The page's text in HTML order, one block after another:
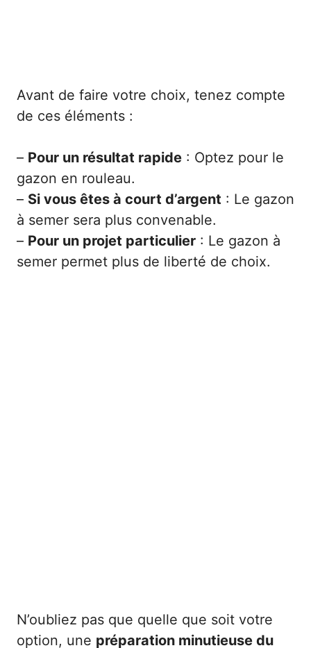
Avant de faire votre choix, tenez compte
de ces éléments :
– Pour un résultat rapide : Optez pour le
gazon en rouleau.
– Si vous êtes à court d’argent : Le gazon
à semer sera plus convenable.
– Pour un projet particulier : Le gazon à
semer permet plus de liberté de choix.
N’oubliez pas que quelle que soit votre
option, une préparation minutieuse du